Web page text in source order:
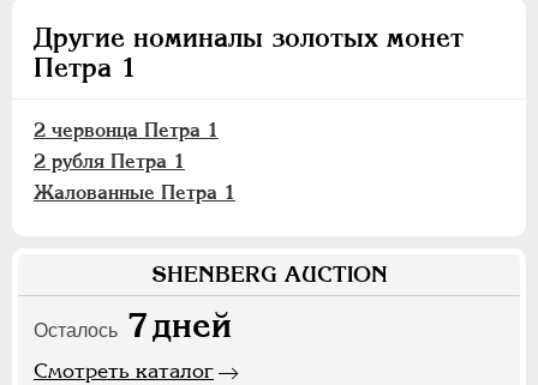
Другие номиналы золотых монет
Петра 1
2 червонца Петра 1
2 рубля Петра 1
Жалованные Петра 1
SHENBERG AUCTION
Осталось 7дней
Смотреть каталог